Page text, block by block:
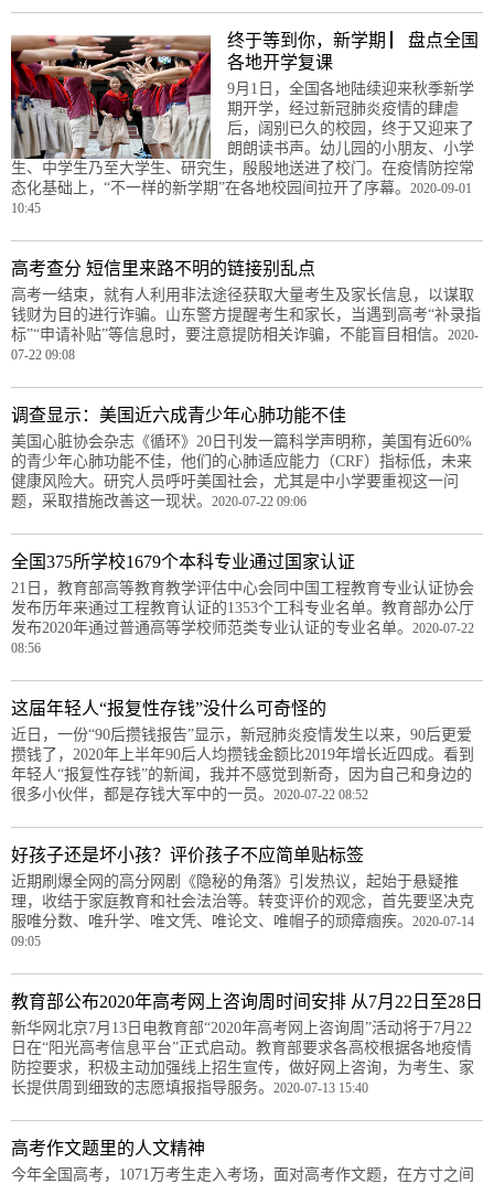
终于等到你，新学期 ▏盘点全国
各地开学复课
9月1日，全国各地陆续迎来秋季新学
期开学，经过新冠肺炎疫情的肆虐
后，阔别已久的校园，终于又迎来了
朗朗读书声。幼儿园的小朋友、小学
生、中学生乃至大学生、研究生，殷殷地送进了校门。在疫情防控常
态化基础上，“不一样的新学期”在各地校园间拉开了序幕。 2020-09-01
10:45
高考查分 短信里来路不明的链接别乱点
高考一结束，就有人利用非法途径获取大量考生及家长信息，以谋取
钱财为目的进行诈骗。山东警方提醒考生和家长，当遇到高考“补录指
标”“申请补贴”等信息时，要注意提防相关诈骗，不能盲目相信。 2020-
07-22 09:08
调查显示：美国近六成青少年心肺功能不佳
美国心脏协会杂志《循环》20日刊发一篇科学声明称，美国有近60%
的青少年心肺功能不佳，他们的心肺适应能力（CRF）指标低，未来
健康风险大。研究人员呼吁美国社会，尤其是中小学要重视这一问
题，采取措施改善这一现状。 2020-07-22 09:06
全国375所学校1679个本科专业通过国家认证
21日，教育部高等教育教学评估中心会同中国工程教育专业认证协会
发布历年来通过工程教育认证的1353个工科专业名单。教育部办公厅
发布2020年通过普通高等学校师范类专业认证的专业名单。 2020-07-22
08:56
这届年轻人“报复性存钱”没什么可奇怪的
近日，一份“90后攒钱报告”显示，新冠肺炎疫情发生以来，90后更爱
攒钱了，2020年上半年90后人均攒钱金额比2019年增长近四成。看到
年轻人“报复性存钱”的新闻，我并不感觉到新奇，因为自己和身边的
很多小伙伴，都是存钱大军中的一员。 2020-07-22 08:52
好孩子还是坏小孩？评价孩子不应简单贴标签
近期刷爆全网的高分网剧《隐秘的角落》引发热议，起始于悬疑推
理，收结于家庭教育和社会法治等。转变评价的观念，首先要坚决克
服唯分数、唯升学、唯文凭、唯论文、唯帽子的顽瘴痼疾。 2020-07-14
09:05
教育部公布2020年高考网上咨询周时间安排 从7月22日至28日
新华网北京7月13日电教育部“2020年高考网上咨询周”活动将于7月22
日在“阳光高考信息平台”正式启动。教育部要求各高校根据各地疫情
防控要求，积极主动加强线上招生宣传，做好网上咨询，为考生、家
长提供周到细致的志愿填报指导服务。 2020-07-13 15:40
高考作文题里的人文精神
今年全国高考，1071万考生走入考场，面对高考作文题，在方寸之间